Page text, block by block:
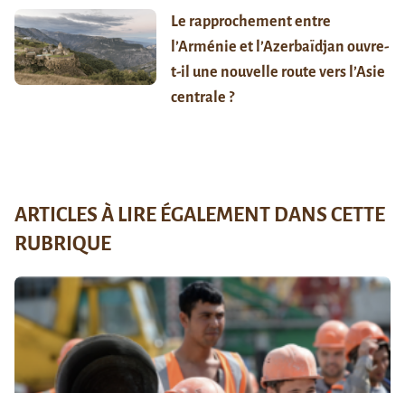
Le rapprochement entre
l’Arménie et l’Azerbaïdjan ouvre-
t-il une nouvelle route vers l’Asie
centrale ?
ARTICLES À LIRE ÉGALEMENT DANS CETTE
RUBRIQUE